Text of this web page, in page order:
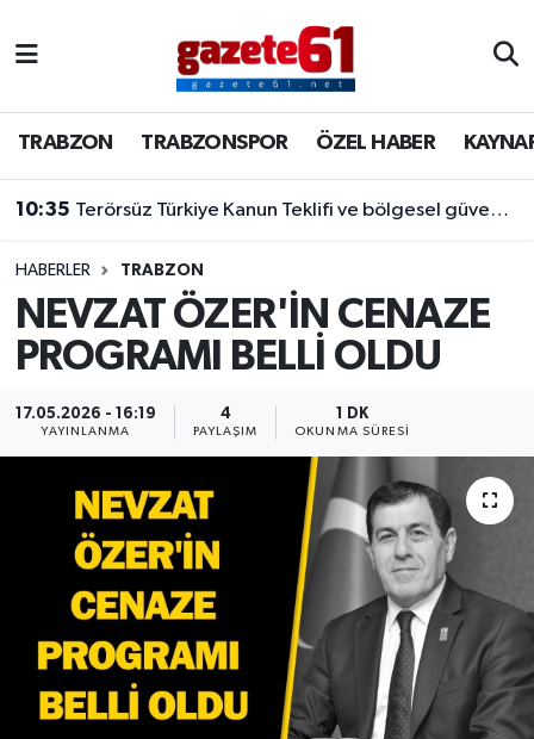
TRABZON TRABZONSPOR ÖZEL HABER
10:35 Terörsüz Türkiye Kanun Teklifi ve bölgesel güvenlik başlıkları masada
HABERLER TRABZON
NEVZAT ÖZER'İN CENAZE
PROGRAMI BELLİ OLDU
17.05.2026 - 16:19
YAYINLANMA
4
PAYLAŞIM
1 DK
OKUNMA SÜRESI
TRABZONSPOR
ÖZEL HABER
KAYNAR KAZAN
SİYASET
Trabzon Nöbetçi Eczaneler
Trabzon Hava Durumu
Trabzon Namaz Vakitleri
Trabzon Trafik Yoğunluk Haritası
Süper Lig Puan Durumu ve Fikstür
Son Dakika Haberleri
Haber Arşivi